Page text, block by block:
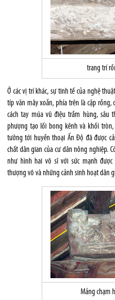
trang trí
Ở các vị trí khác, sự tinh tế của nghệ
típ văn mây xoắn, phía trên là cặp
cách tay múa vũ điệu trầm hùng, sâu
phượng tạo lối bong kênh và khối
tưởng tới huyền thoại Ấn Độ đã được
chất dân gian của cư dân nông nghiệp.
như hình hai võ sĩ với sức mạnh
thượng võ và những cảnh sinh hoạt dân
Mảng chạm